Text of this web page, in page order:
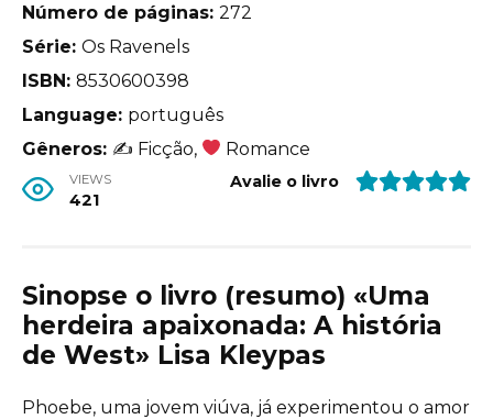
Número de páginas: 272
Série: Os Ravenels
ISBN: 8530600398
Language: português
Gêneros: ✍ Ficção, Romance
VIEWS
421
Avalie o livro
Sinopse o livro (resumo) «Uma
herdeira apaixonada: A história
de West» Lisa Kleypas
Phoebe, uma jovem viúva, já experimentou o amor